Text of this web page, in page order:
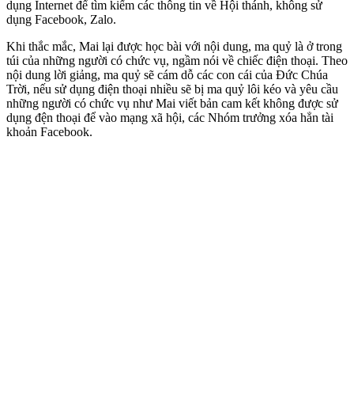
dụng Internet để tìm kiếm các thông tin về Hội thánh, không sử
dụng Facebook, Zalo.
Khi thắc mắc, Mai lại được học bài với nội dung, ma quỷ là ở trong
túi của những người có chức vụ, ngầm nói về chiếc điện thoại. Theo
nội dung lời giảng, ma quỷ sẽ cám dỗ các con cái của Đức Chúa
Trời, nếu sử dụng điện thoại nhiều sẽ bị ma quỷ lôi kéo và yêu cầu
những người có chức vụ như Mai viết bản cam kết không được sử
dụng đện thoại để vào mạng xã hội, các Nhóm trưởng xóa hẳn tài
khoản Facebook.